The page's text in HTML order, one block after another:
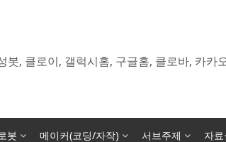
봇, 클로이, 갤럭시홈, 구글홈, 클로바, 카
봇 메이커(코딩/자작) 서브주제 자료